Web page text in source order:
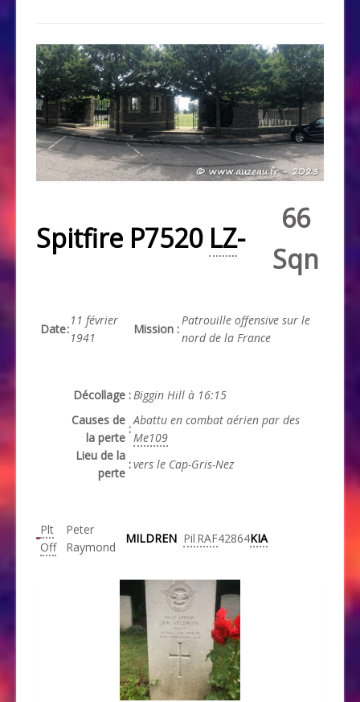
Spitfire P7520 LZ-
66
Sqn
Date:
11 février
1941
Mission :
Patrouille offensive sur le
nord de la France
Décollage :Biggin Hill à 16:15
Causes de
la perte
:
Abattu en combat aérien par des
Me109
Lieu de la
perte
:vers le Cap-Gris-Nez
Plt
Off
Peter
Raymond
MILDREN Pil RAF42864KIA